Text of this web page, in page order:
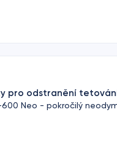
pro odstranění
600 Neo - pokročilý